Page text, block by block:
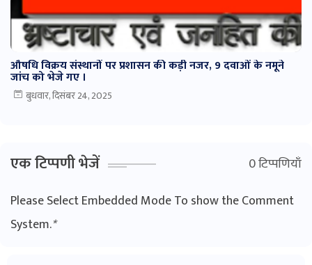
औषधि विक्रय संस्थानों पर प्रशासन की कड़ी नजर, 9 दवाओं के नमूने
जांच को भेजे गए ।
बुधवार, दिसंबर 24, 2025
एक टिप्पणी भेजें
0 टिप्पणियाँ
Please Select Embedded Mode To show the Comment
System.*